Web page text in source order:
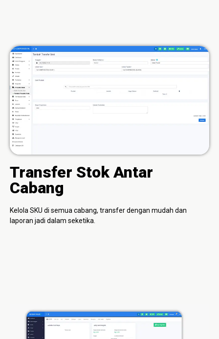
Transfer Stok Antar
Cabang
Kelola SKU di semua cabang, transfer dengan mudah dan
laporan jadi dalam seketika.